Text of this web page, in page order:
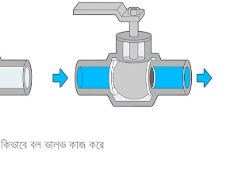
কিভাবে বল ভালভ কাজ করে